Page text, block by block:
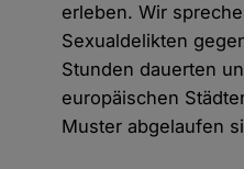
erleben. Wir
Sexualdelikten
Stunden dauerten
europäischen
Muster abgelaufen